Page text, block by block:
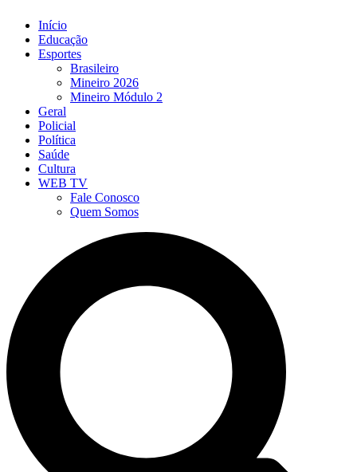
Início
Educação
Esportes
Brasileiro
Mineiro 2026
Mineiro Módulo 2
Geral
Policial
Política
Saúde
Cultura
WEB TV
Fale Conosco
Quem Somos